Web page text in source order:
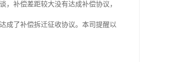
补偿差距较大没有达成补偿协议，
成了补偿拆迁征收协议。本司提醒以